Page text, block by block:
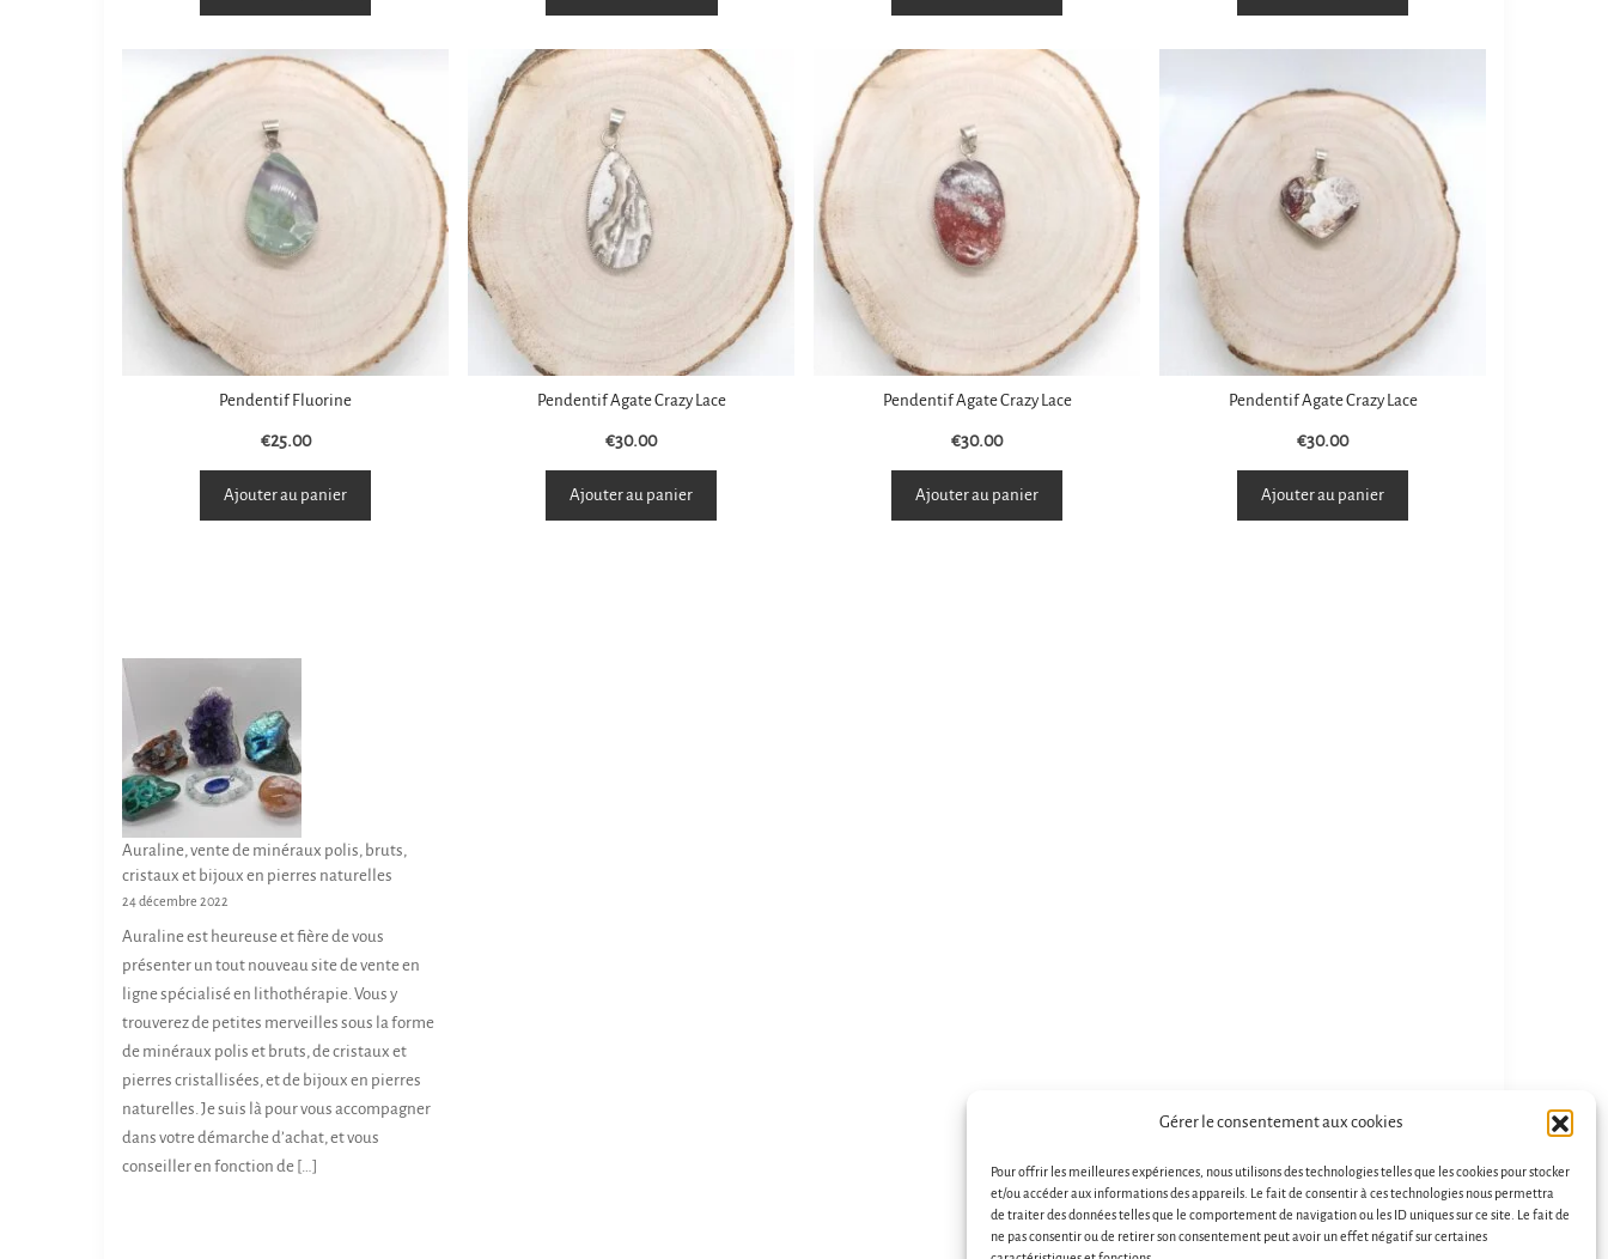
Gérer le consentement aux cookies
Pour offrir les meilleures expériences, nous utilisons des technologies telles que les cookies pour stocker
et/ou accéder aux informations des appareils. Le fait de consentir à ces technologies nous permettra
de traiter des données telles que le comportement de navigation ou les ID uniques sur ce site. Le fait de
ne pas consentir ou de retirer son consentement peut avoir un effet négatif sur certaines
Pendentif Fluorine
€25.00
Ajouter au panier
Pendentif Agate Crazy Lace
€30.00
Ajouter au panier
Pendentif Agate Crazy Lace
€30.00
Ajouter au panier
Pendentif Agate Crazy Lace
€30.00
Ajouter au panier
Auraline, vente de minéraux polis, bruts,
cristaux et bijoux en pierres naturelles
24 décembre 2022
Auraline est heureuse et fière de vous
présenter un tout nouveau site de vente en
ligne spécialisé en lithothérapie. Vous y
trouverez de petites merveilles sous la forme
de minéraux polis et bruts, de cristaux et
pierres cristallisées, et de bijoux en pierres
naturelles. Je suis là pour vous accompagner
dans votre démarche d’achat, et vous
conseiller en fonction de […]